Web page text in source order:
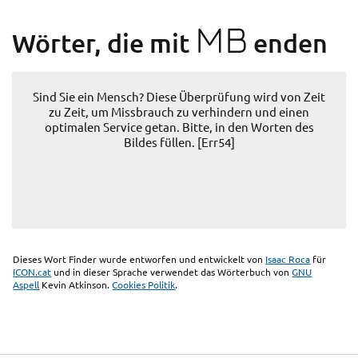
Wörter, die mit MB enden
Sind Sie ein Mensch? Diese Überprüfung wird von Zeit
zu Zeit, um Missbrauch zu verhindern und einen
optimalen Service getan. Bitte, in den Worten des
Bildes füllen. [Err54]
Dieses Wort Finder wurde entworfen und entwickelt von Isaac Roca für
ICON.catund in dieser Sprache verwendet das Wörterbuch vonGNU
Aspell Kevin Atkinson.Cookies Politik.